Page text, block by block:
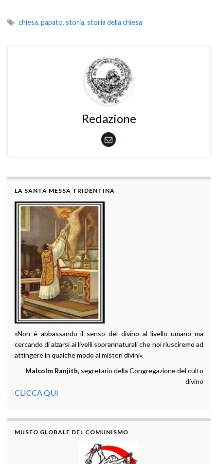
chiesa, papato, storia, storia della chiesa
Redazione
LA SANTA MESSA TRIDENTINA
«Non è abbassando il senso del divino al livello umano ma
cercando di alzarsi ai livelli soprannaturali che noi riusciremo ad
attingere in qualche modo ai misteri divini».
Malcolm Ranjith, segretario della Congregazione del culto
divino
CLICCA QUI
MUSEO GLOBALE DEL COMUNISMO